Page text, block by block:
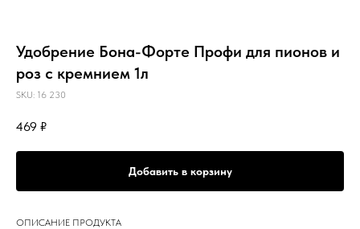
Удобрение Бона-Форте Профи для пионов и
роз с кремнием 1л
SKU: 16 230
469 ₽
Добавить в корзину
ОПИСАНИЕ ПРОДУКТА